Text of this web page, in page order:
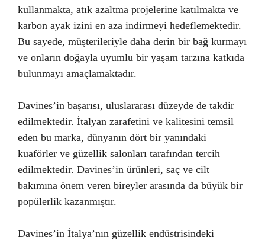
kullanmakta, atık azaltma projelerine katılmakta ve
karbon ayak izini en aza indirmeyi hedeflemektedir.
Bu sayede, müşterileriyle daha derin bir bağ kurmayı
ve onların doğayla uyumlu bir yaşam tarzına katkıda
bulunmayı amaçlamaktadır.
Davines’in başarısı, uluslararası düzeyde de takdir
edilmektedir. İtalyan zarafetini ve kalitesini temsil
eden bu marka, dünyanın dört bir yanındaki
kuaförler ve güzellik salonları tarafından tercih
edilmektedir. Davines’in ürünleri, saç ve cilt
bakımına önem veren bireyler arasında da büyük bir
popülerlik kazanmıştır.
Davines’in İtalya’nın güzellik endüstrisindeki